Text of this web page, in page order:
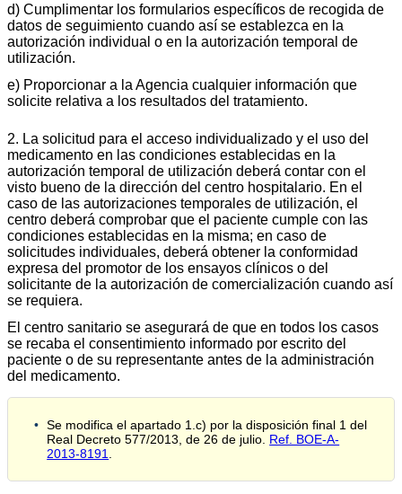
d) Cumplimentar los formularios específicos de recogida de
datos de seguimiento cuando así se establezca en la
autorización individual o en la autorización temporal de
utilización.
e) Proporcionar a la Agencia cualquier información que
solicite relativa a los resultados del tratamiento.
2. La solicitud para el acceso individualizado y el uso del
medicamento en las condiciones establecidas en la
autorización temporal de utilización deberá contar con el
visto bueno de la dirección del centro hospitalario. En el
caso de las autorizaciones temporales de utilización, el
centro deberá comprobar que el paciente cumple con las
condiciones establecidas en la misma; en caso de
solicitudes individuales, deberá obtener la conformidad
expresa del promotor de los ensayos clínicos o del
solicitante de la autorización de comercialización cuando así
se requiera.
El centro sanitario se asegurará de que en todos los casos
se recaba el consentimiento informado por escrito del
paciente o de su representante antes de la administración
del medicamento.
Se modifica el apartado 1.c) por la disposición final 1 del
Real Decreto 577/2013, de 26 de julio. Ref. BOE-A-
2013-8191